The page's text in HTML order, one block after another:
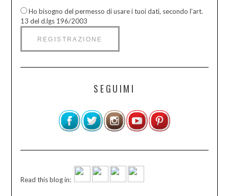
Ho bisogno del permesso di usare i tuoi dati, secondo l’art.
13 del d.lgs 196/2003
SEGUIMI
Read this blog in: